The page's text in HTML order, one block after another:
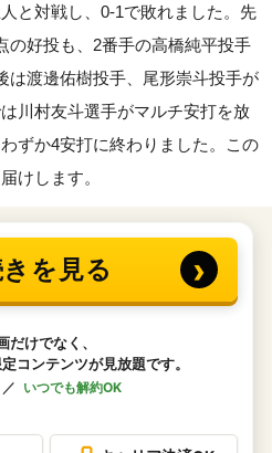
と対戦し、0-1で敗れました。先
の好投も、2番手の高橋純平投手
は渡邊佑樹投手、尾形崇斗投手が
川村友斗選手がマルチ安打を放
ずか4安打に終わりました。この
けします。